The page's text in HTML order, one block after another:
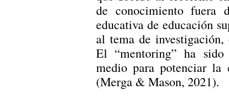
de conocimiento fuera
educativa de educación
al tema de
El “mentoring” ha
medio para potenciar la
(Merga & Mason, 2021).